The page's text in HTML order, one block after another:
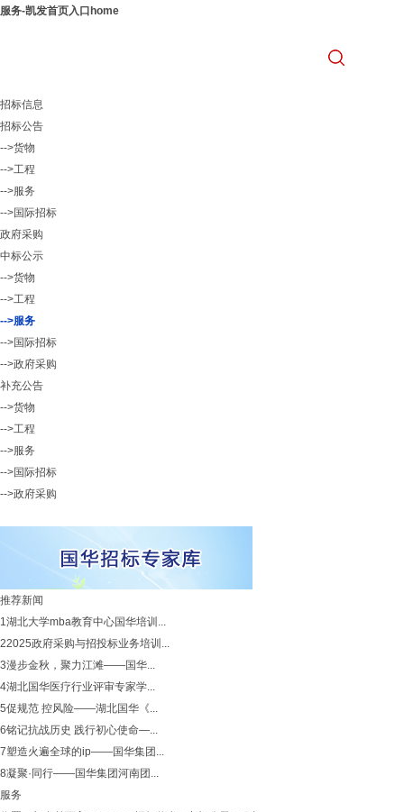
服务-凯发首页入口home
招标信息
招标公告
-->货物
-->工程
-->服务
-->国际招标
政府采购
中标公示
-->货物
-->工程
-->服务
-->国际招标
-->政府采购
补充公告
-->货物
-->工程
-->服务
-->国际招标
-->政府采购
推荐新闻
1湖北大学mba教育中心国华培训...
22025政府采购与招投标业务培训...
3漫步金秋，聚力江滩——国华...
4湖北国华医疗行业评审专家学...
5促规范 控风险——湖北国华《...
6铭记抗战历史 践行初心使命—...
7塑造火遍全球的ip——国华集团...
8凝聚·同行——国华集团河南团...
服务